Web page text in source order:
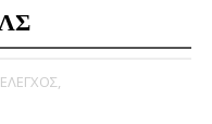
ΛΣ